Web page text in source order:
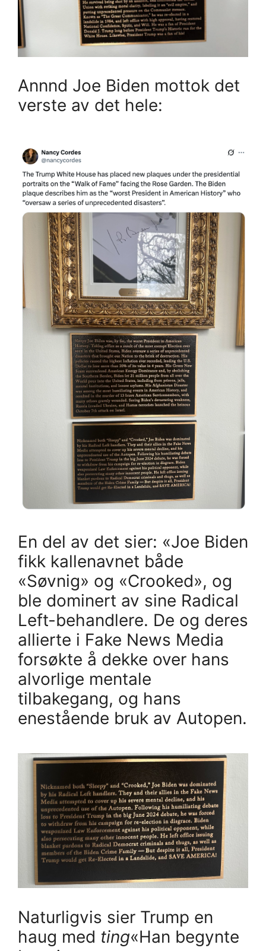
Annnd Joe Biden mottok det
verste av det hele:
En del av det sier: «Joe Biden
fikk kallenavnet både
«Søvnig» og «Crooked», og
ble dominert av sine Radical
Left-behandlere. De og deres
allierte i Fake News Media
forsøkte å dekke over hans
alvorlige mentale
tilbakegang, og hans
enestående bruk av Autopen.
Naturligvis sier Trump en
haug med ting«Han begynte